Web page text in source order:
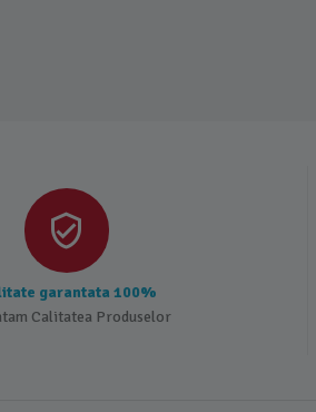
garantata 100%
Calitatea Produselor